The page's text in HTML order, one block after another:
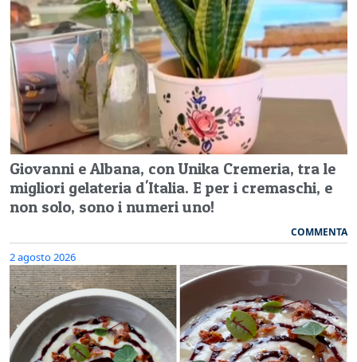
Giovanni e Albana, con Unika Cremeria, tra le
migliori gelateria d'Italia. E per i cremaschi, e
non solo, sono i numeri uno!
COMMENTA
2 agosto 2026